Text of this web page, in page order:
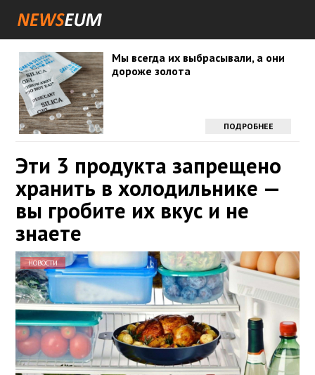
Мы всегда их выбрасывали, а они
дороже золота
ПОДРОБНЕЕ
Эти 3 продукта запрещено
хранить в холодильнике —
вы гробите их вкус и не
знаете
НОВОСТИ